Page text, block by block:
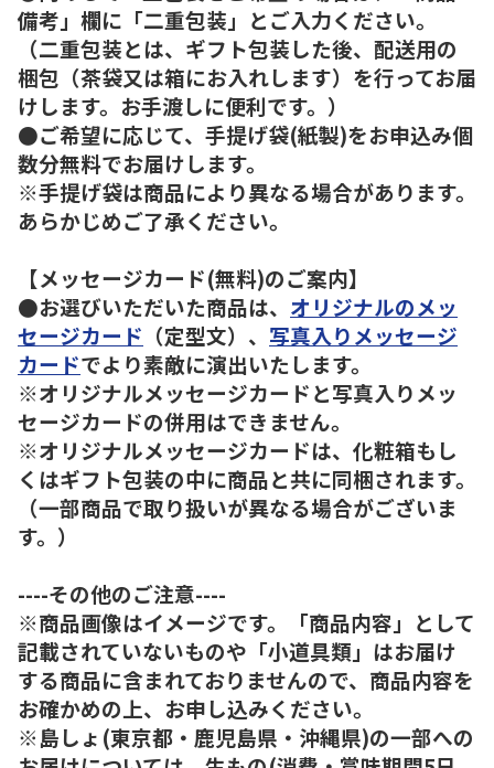
備考」欄に「二重包装」とご入力ください。
（二重包装とは、ギフト包装した後、配送用の
梱包（茶袋又は箱にお入れします）を行ってお届
けします。お手渡しに便利です。）
●ご希望に応じて、手提げ袋(紙製)をお申込み個
数分無料でお届けします。
※手提げ袋は商品により異なる場合があります。
あらかじめご了承ください。
【メッセージカード(無料)のご案内】
●お選びいただいた商品は、 オリジナルのメッ
セージカード （定型文）、 写真入りメッセージ
カードでより素敵に演出いたします。
※オリジナルメッセージカードと写真入りメッ
セージカードの併用はできません。
※オリジナルメッセージカードは、化粧箱もし
くはギフト包装の中に商品と共に同梱されます。
（一部商品で取り扱いが異なる場合がございま
す。）
----その他のご注意----
※商品画像はイメージです。「商品内容」として
記載されていないものや「小道具類」はお届け
する商品に含まれておりませんので、商品内容を
お確かめの上、お申し込みください。
※島しょ(東京都・鹿児島県・沖縄県)の一部への